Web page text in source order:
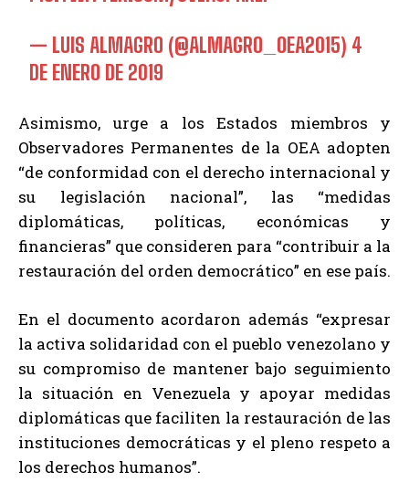
— LUIS ALMAGRO (@ALMAGRO_OEA2015) 4
DE ENERO DE 2019
Asimismo, urge a los Estados miembros y
Observadores Permanentes de la OEA adopten
“de conformidad con el derecho internacional y
su legislación nacional”, las “medidas
diplomáticas, políticas, económicas y
financieras” que consideren para “contribuir a la
restauración del orden democrático” en ese país.
En el documento acordaron además “expresar
la activa solidaridad con el pueblo venezolano y
su compromiso de mantener bajo seguimiento
la situación en Venezuela y apoyar medidas
diplomáticas que faciliten la restauración de las
instituciones democráticas y el pleno respeto a
los derechos humanos”.